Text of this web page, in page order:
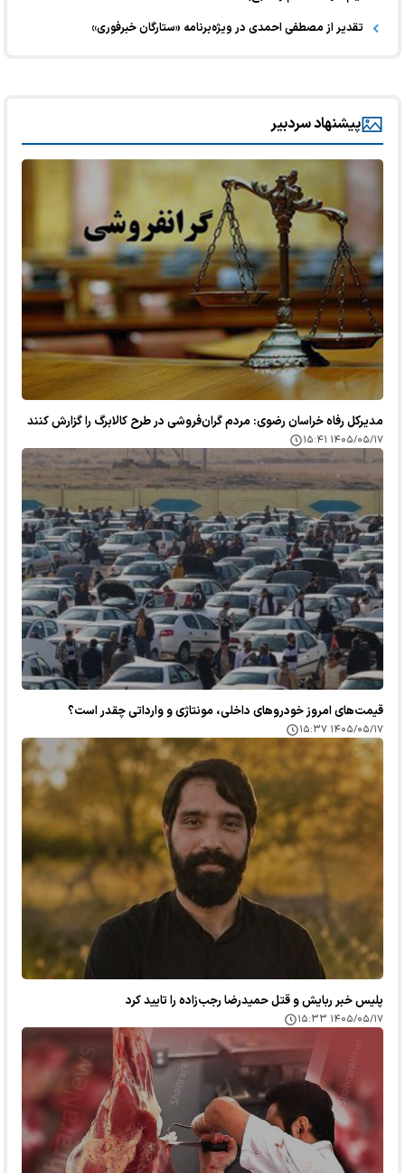
تقدیر از مصطفی احمدی در ویژه‌برنامه «ستارگان خبرفوری»
پیشنهاد سردبیر
مدیرکل رفاه خراسان رضوی: مردم گران‌فروشی در طرح کالابرگ را گزارش کنند
۱۴۰۵/۰۵/۱۷ ۱۵:۴۱
قیمت‌های امروز خودرو‌های داخلی، مونتاژی و وارداتی چقدر است؟
۱۴۰۵/۰۵/۱۷ ۱۵:۳۷
پلیس خبر ربایش و قتل حمیدرضا رجب‌زاده را تایید کرد
۱۴۰۵/۰۵/۱۷ ۱۵:۳۳